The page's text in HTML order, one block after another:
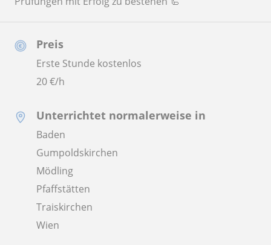
Preis
Erste Stunde kostenlos
20€/h
Unterrichtet normalerweise in
Baden
Gumpoldskirchen
Mödling
Pfaffstätten
Traiskirchen
Wien